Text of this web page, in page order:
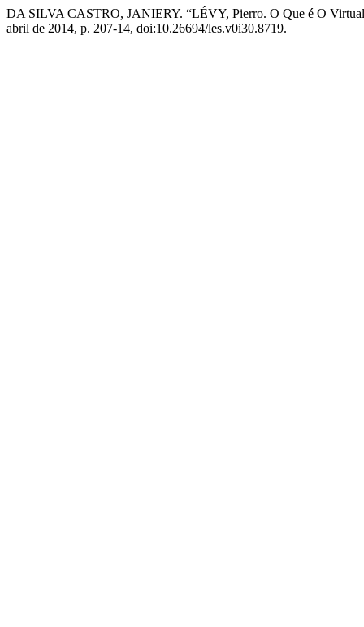
DA SILVA CASTRO, JANIERY. “LÉVY, Pierro. O Que é O
abril de 2014, p. 207-14, doi:10.26694/les.v0i30.8719.